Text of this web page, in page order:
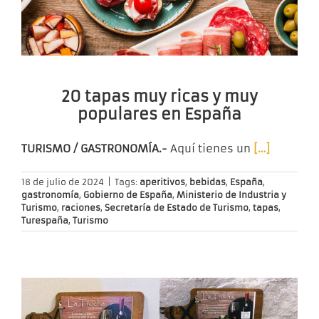
20 tapas muy ricas y muy
populares en España
TURISMO / GASTRONOMÍA.- Aquí tienes un […]
18 de julio de 2024 Tags: aperitivos, bebidas, España,
gastronomía, Gobierno de España, Ministerio de Industria y
Turismo, raciones, Secretaría de Estado de Turismo, tapas,
Turespaña, Turismo